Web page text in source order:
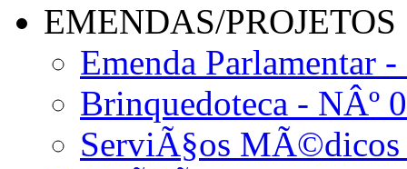
EMENDAS/PROJETOS
Emenda Parlamentar
Brinquedoteca - NÂº
ServiÃ§os MÃ©dicos